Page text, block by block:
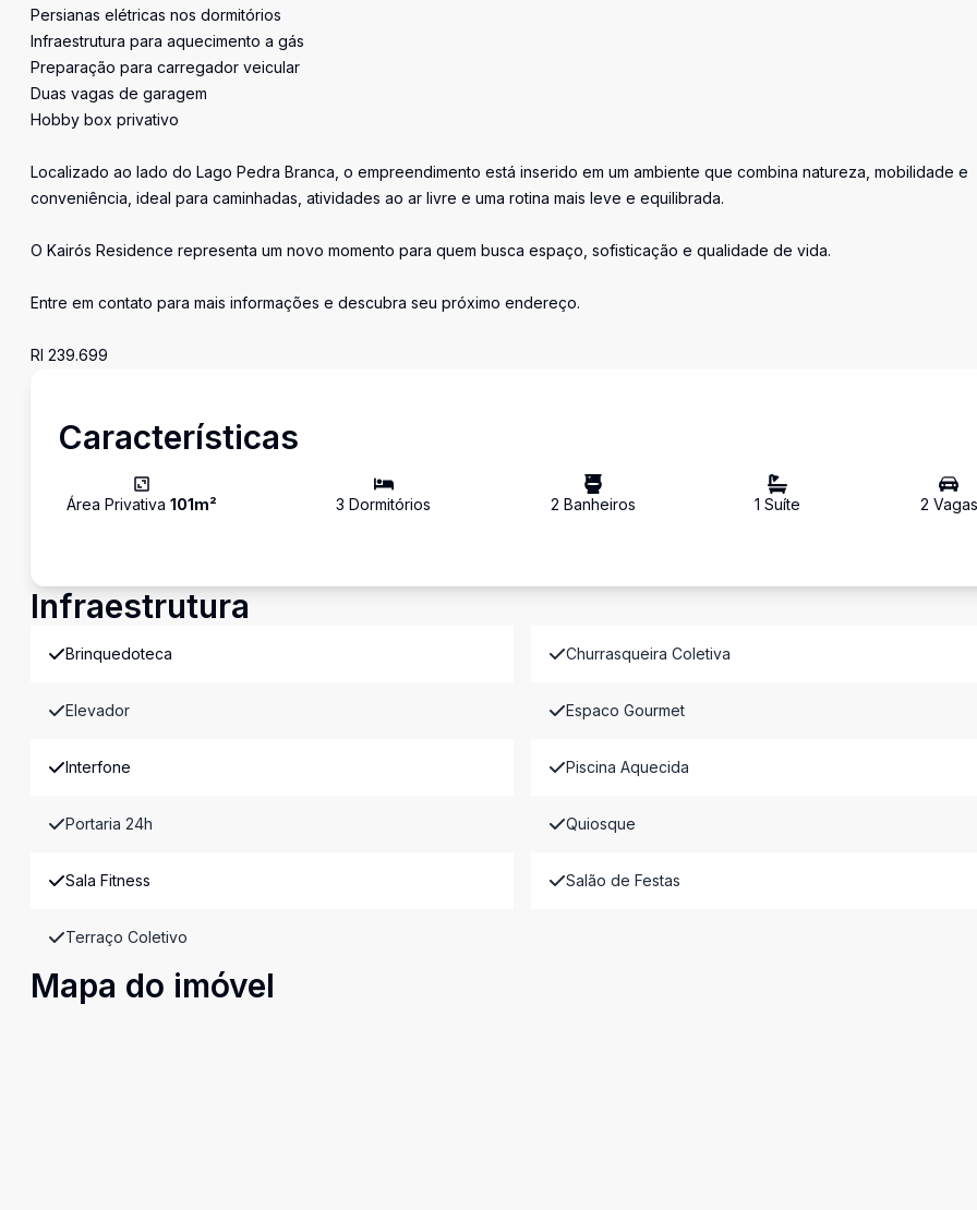
Persianas elétricas nos dormitórios
Infraestrutura para aquecimento a gás
Preparação para carregador veicular
Duas vagas de garagem
Hobby box privativo
Localizado ao lado do Lago Pedra Branca, o empreendimento está inserido em um ambiente que combina natureza, mobilidade e
conveniência, ideal para caminhadas, atividades ao ar livre e uma rotina mais leve e equilibrada.
O Kairós Residence representa um novo momento para quem busca espaço, sofisticação e qualidade de vida.
Entre em contato para mais informações e descubra seu próximo endereço.
RI 239.699
Características
Área Privativa 101m² 3 Dormitórios 2 Banheiros 1 Suíte 2 Vagas
Infraestrutura
Brinquedoteca Churrasqueira Coletiva
Elevador Espaco Gourmet
Interfone Piscina Aquecida
Portaria 24h Quiosque
Sala Fitness Salão de Festas
Terraço Coletivo
Mapa do imóvel